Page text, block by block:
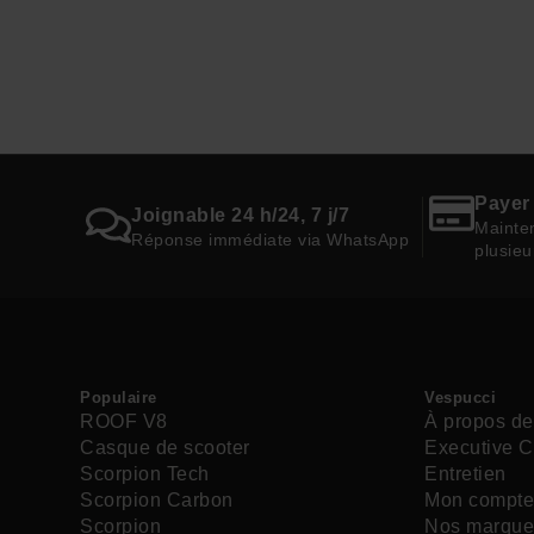
Joignable 24 h/24, 7 j/7
Réponse immédiate via WhatsApp
Populaire
ROOF V8
Casque de scooter
Scorpion Tech
Scorpion Carbon
Scorpion
Vespucci
À propos
Executive
Entretien
Mon compte
Nos